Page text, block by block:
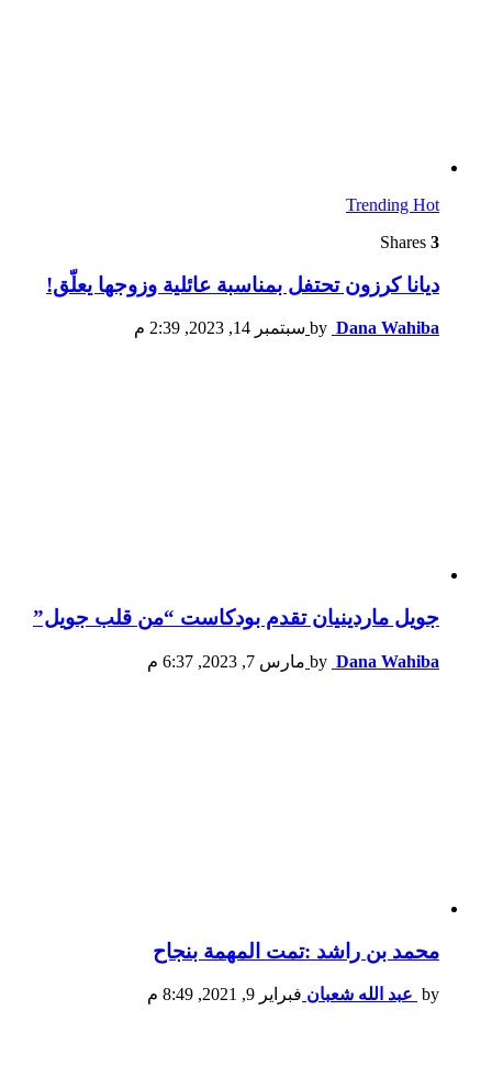
Trending Hot
3
ديانا كرزون تحتفل بمناسبة عائلية وزوجها يعلّق!
by Dana Wahiba سبتمبر 14, 2023, 2:39 م
جويل ماردينيان تقدم بودكاست “من قلب جويل”
by Dana Wahiba مارس 7, 2023, 6:37 م
محمد بن راشد :تمت المهمة بنجاح
by عبد الله شعبان فبراير 9, 2021, 8:49 م